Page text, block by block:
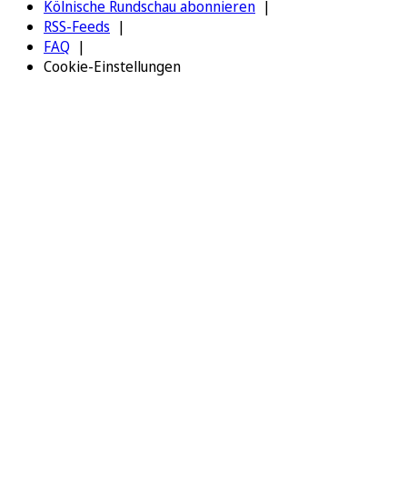
Kölnische Rundschau abonnieren
RSS-Feeds
FAQ
Cookie-Einstellungen